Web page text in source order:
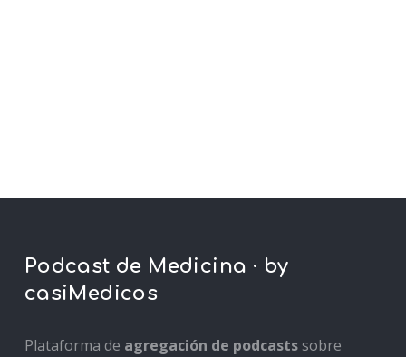
Podcast de Medicina · by
casiMedicos
Plataforma de agregación de podcastssobre